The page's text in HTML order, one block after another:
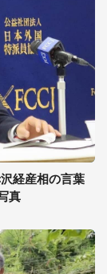
経産相の言葉
真